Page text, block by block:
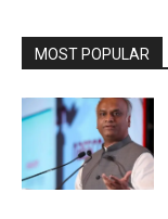
MOST POPULAR